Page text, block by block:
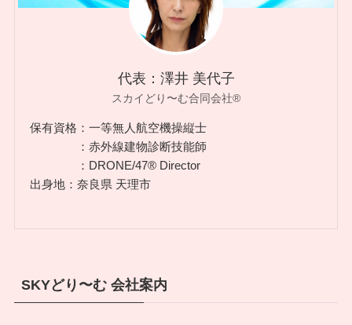
代表：澤井 美代子
スカイどり〜む合同会社®︎
保有資格：一等無人航空機操縦士
：赤外線建物診断技能師
：DRONE/47®︎ Director
出身地：奈良県 天理市
SKYどり〜む 会社案内